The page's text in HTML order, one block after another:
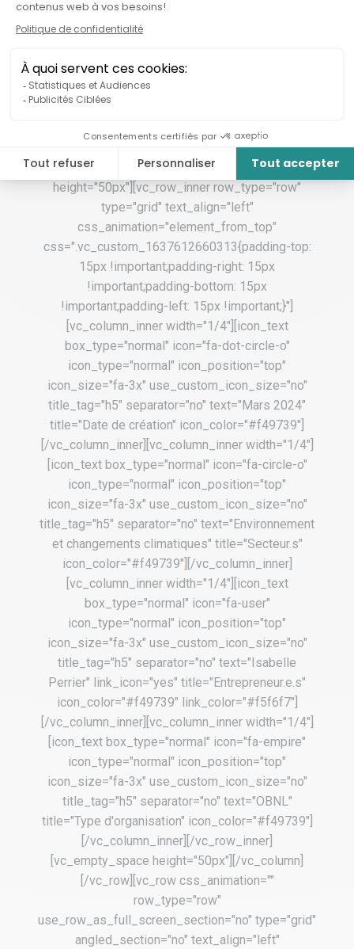
Transformation [/vc_column_text]
[/vc_column_inner][/vc_row_inner]
css_animation="" row_type="row"
use_row_as_full_screen_section="no"
background_image_as_pattern="without_pattern"
z_index=""][vc_column][vc_empty_space
height="50px"][vc_row_inner row_type="row"
type="grid" text_align="left"
css_animation="element_from_top"
css=".vc_custom_1637612660313{padding-top:
15px !important;padding-right: 15px
!important;padding-bottom: 15px
!important;padding-left: 15px !important;}"]
[vc_column_inner width="1/4"][icon_text
box_type="normal" icon="fa-dot-circle-o"
icon_type="normal" icon_position="top"
icon_size="fa-3x" use_custom_icon_size="no"
title_tag="h5" separator="no" text="Mars 2024"
title="Date de création" icon_color="#f49739"]
[/vc_column_inner][vc_column_inner width="1/4"]
[icon_text box_type="normal" icon="fa-circle-o"
icon_type="normal" icon_position="top"
icon_size="fa-3x" use_custom_icon_size="no"
title_tag="h5" separator="no" text="Environnement
et changements climatiques" title="Secteur.s"
icon_color="#f49739"][/vc_column_inner]
[vc_column_inner width="1/4"][icon_text
box_type="normal" icon="fa-user"
icon_type="normal" icon_position="top"
icon_size="fa-3x" use_custom_icon_size="no"
title_tag="h5" separator="no" text="Isabelle
Perrier" link_icon="yes" title="Entrepreneur.e.s"
icon_color="#f49739" link_color="#f5f6f7"]
[/vc_column_inner][vc_column_inner width="1/4"]
[icon_text box_type="normal" icon="fa-empire"
icon_type="normal" icon_position="top"
icon_size="fa-3x" use_custom_icon_size="no"
title_tag="h5" separator="no" text="OBNL"
title="Type d'organisation" icon_color="#f49739"]
[/vc_column_inner][/vc_row_inner]
[vc_empty_space height="50px"][/vc_column]
[/vc_row][vc_row css_animation=""
row_type="row"
use_row_as_full_screen_section="no" type="grid"
angled_section="no" text_align="left"